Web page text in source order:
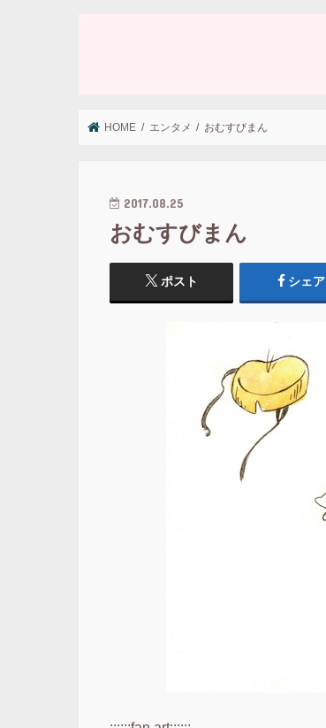
HOME エンタメ おむすびまん
2017.08.25
おむすびまん
ポスト シェア